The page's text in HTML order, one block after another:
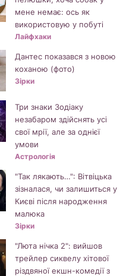
мене немає: ось як
використовую у побуті
Лайфхаки
Дантес показався з новою
коханою (фото)
Зірки
Три знаки Зодіаку
незабаром здійснять усі
свої мрії, але за однієї
умови
Астрологія
"Так лякають…": Вітвіцька
зізналася, чи залишиться у
Києві після народження
малюка
Зірки
"Люта нічка 2": вийшов
трейлер сиквелу хітової
різдвяної екшн-комедії з